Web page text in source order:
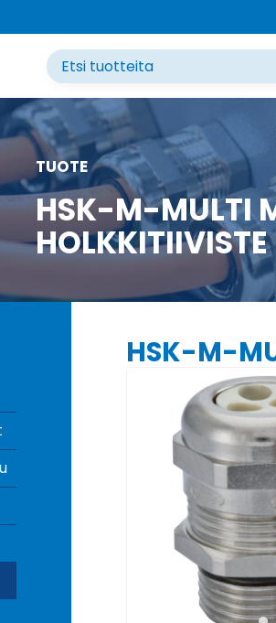
TUOTE
HSK-M-MULTI
HOLKKITIIVISTE
HSK-M-